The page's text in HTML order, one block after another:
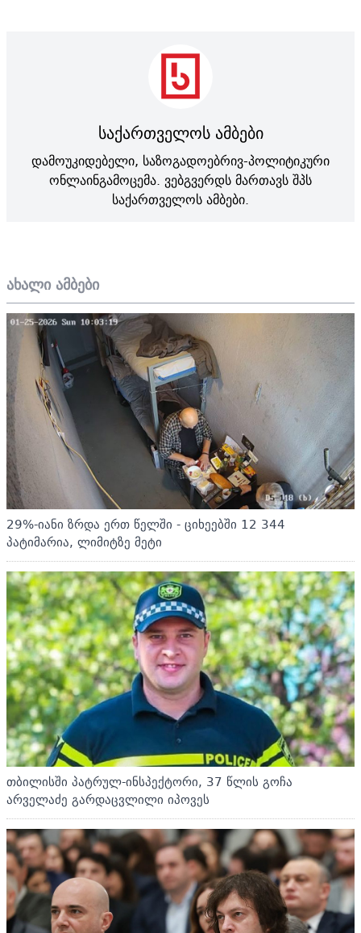
ახალი ამბები
29%-იანი ზრდა ერთ წელში - ციხეებში 12 344
პატიმარია, ლიმიტზე მეტი
თბილისში პატრულ-ინსპექტორი, 37 წლის გოჩა
არველაძე გარდაცვლილი იპოვეს
საქართველოს ამბები
დამოუკიდებელი, საზოგადოებრივ-პოლიტიკური
ონლაინგამოცემა. ვებგვერდს მართავს შპს
საქართველოს ამბები.